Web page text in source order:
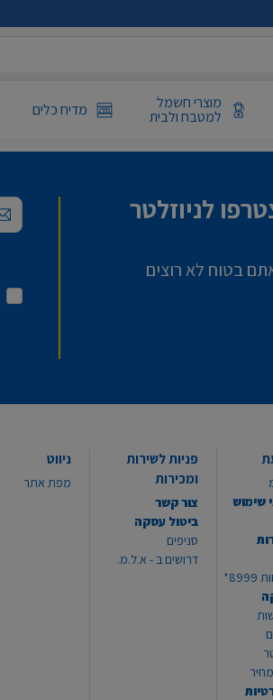
מוצרי חשמל
למטבח ולבית מדיח כלים
לניוזלטר
בטוח לא רוצים
שימוש
פניות לשירות
ומכירות
צור קשר
ביטול עסקה
סניפים
דרושים ב - א.ל.מ.
ניווט
מפת אתר